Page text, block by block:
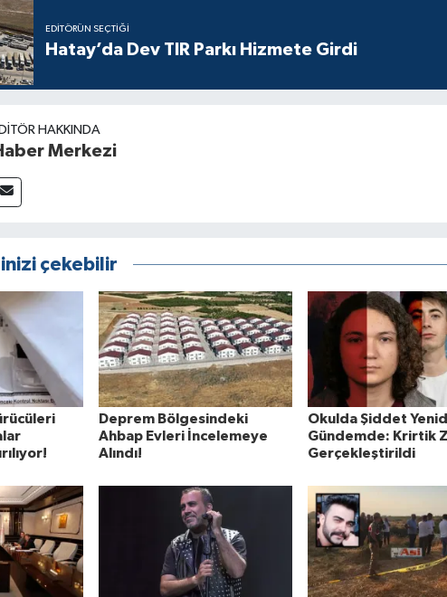
EDITÖRÜN SEÇTIĞI
Hatay’da Dev TIR Parkı Hizmete Girdi
HAKKINDA
Merkezi
çekebilir
Deprem Bölgesindeki
Ahbap Evleri İncelemeye
Alındı!
Okulda Şiddet
Gündemde: Krirtik
Gerçekleştirildi